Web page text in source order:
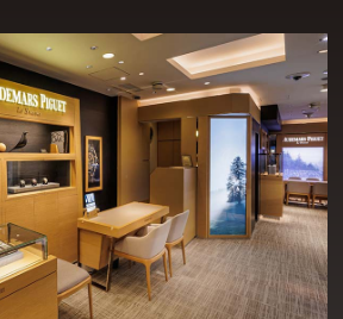
定すれば、毎年２月２８日までは統合
に月の切り替えを行い、２月２９日か
はカレンダーを手動で簡単に調整する